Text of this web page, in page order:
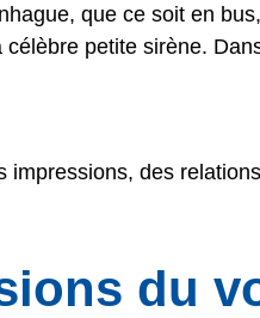
que ce soit en
petite sirène.
des
du